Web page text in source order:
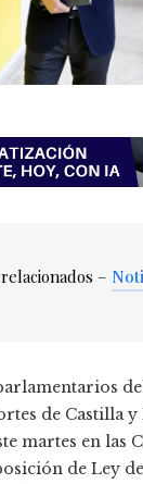
–
de Castilla
martes en las
de Ley